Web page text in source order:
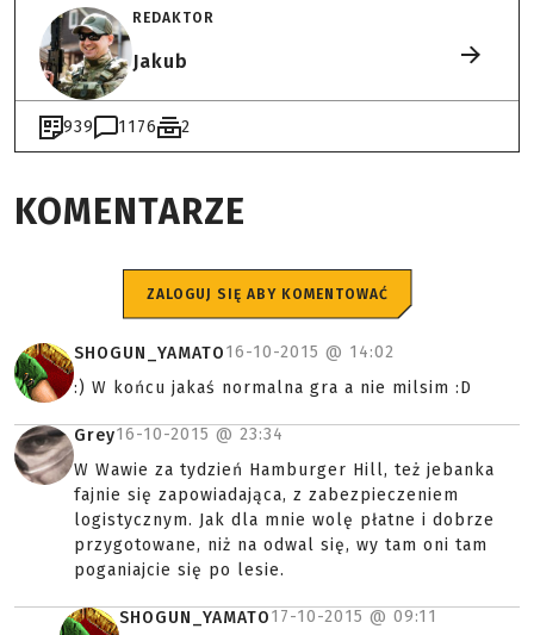
REDAKTOR
Jakub
939 1176 2
KOMENTARZE
ZALOGUJ SIĘ ABY KOMENTOWAĆ
SHOGUN_YAMATO16-10-2015 @ 14:02
:) W końcu jakaś normalna gra a nie milsim :D
Grey16-10-2015 @ 23:34
W Wawie za tydzień Hamburger Hill, też jebanka
fajnie się zapowiadająca, z zabezpieczeniem
logistycznym. Jak dla mnie wolę płatne i dobrze
przygotowane, niż na odwal się, wy tam oni tam
poganiajcie się po lesie.
SHOGUN_YAMATO17-10-2015 @ 09:11